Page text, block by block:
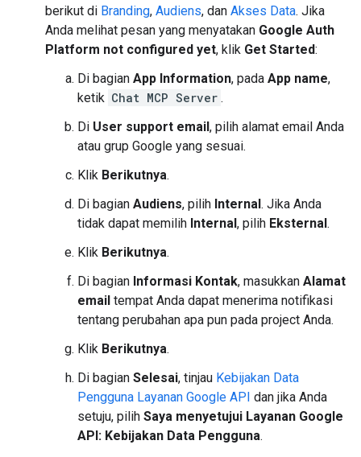
berikut di Branding, Audiens, dan Akses Data. Jika
Anda melihat pesan yang menyatakan Google Auth
Platform not configured yet, klik Get Started:
Di bagian App Information, pada App name,
ketik Chat MCP Server .
Di User support email, pilih alamat email Anda
atau grup Google yang sesuai.
Klik Berikutnya.
Di bagian Audiens, pilih Internal. Jika Anda
tidak dapat memilih Internal, pilih Eksternal.
Klik Berikutnya.
Di bagian Informasi Kontak, masukkan Alamat
email tempat Anda dapat menerima notifikasi
tentang perubahan apa pun pada project Anda.
Klik Berikutnya.
Di bagian Selesai, tinjau Kebijakan Data
Pengguna Layanan Google API dan jika Anda
setuju, pilih Saya menyetujui Layanan Google
API: Kebijakan Data Pengguna.